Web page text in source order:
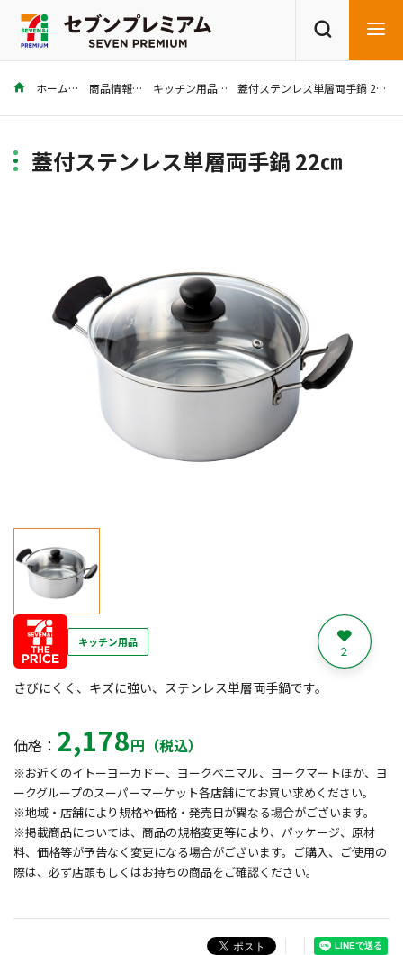
商品を探す レシピを探す
ホーム 商品情報 キッチン用品 蓋付ステンレス単層両手鍋 22㎝
蓋付ステンレス単層両手鍋 22㎝
キッチン用品 2
さびにくく、キズに強い、ステンレス単層両手鍋です。
価格： 2,178円（税込）
※お近くのイトーヨーカドー、ヨークベニマル、ヨークマートほか、ヨ
ークグループのスーパーマーケット各店舗にてお買い求めください。
※地域・店舗により規格や価格・発売日が異なる場合がございます。
※掲載商品については、商品の規格変更等により、パッケージ、原材
料、価格等が予告なく変更になる場合がございます。ご購入、ご使用の
際は、必ず店頭もしくはお持ちの商品をご確認ください。